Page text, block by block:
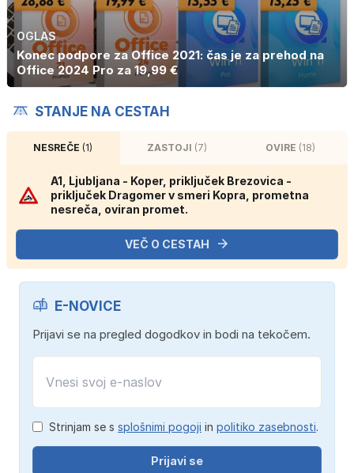
OGLAS
Konec podpore za Office 2021: čas je za prehod na
Office 2024 Pro za 19,99 €
STANJE NA CESTAH
NESREČE(1) ZASTOJI (7) OVIRE (18)
A1, Ljubljana - Koper, priključek Brezovica -
priključek Dragomer v smeri Kopra, prometna
nesreča, oviran promet.
VEČ O CESTAH
E-NOVICE
Prijavi se na pregled dogodkov in bodi na tekočem.
Strinjam se s splošnimi pogoji in politiko zasebnosti.
Prijavi se